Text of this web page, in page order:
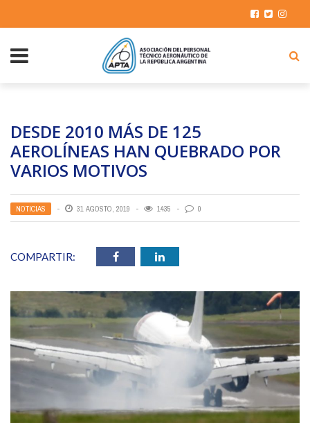
DESDE 2010 MÁS DE 125
AEROLÍNEAS HAN QUEBRADO POR
VARIOS MOTIVOS
NOTICIAS 31 AGOSTO, 2019 1435 0
COMPARTIR: